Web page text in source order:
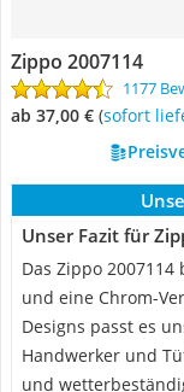
Zippo 2007114
1177
ab 37,00 € ( Sofort
Unser Fazit für
Das Zippo
und eine Chrom-
Designs passt es
Handwerker und
und